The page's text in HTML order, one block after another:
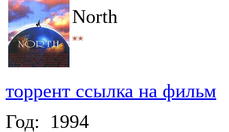
North
торрент ссылка на фильм
Год: 1994